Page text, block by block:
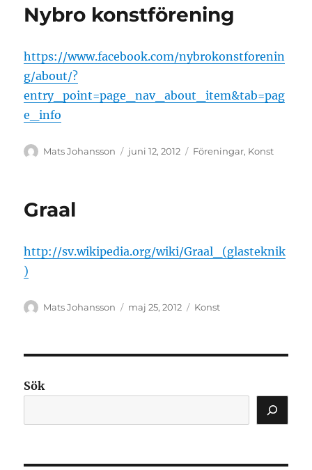
Nybro konstförening
https://www.facebook.com/nybrokonstforenin
g/about/?
entry_point=page_nav_about_item&tab=pag
e_info
Författare
Mats Johansson
Publicerat
juni 12, 2012 Kategorier
Föreningar, Konst
Graal
http://sv.wikipedia.org/wiki/Graal_(glasteknik
)
Författare
Mats Johansson
Publicerat
maj 25, 2012 Kategorier
Konst
Sök